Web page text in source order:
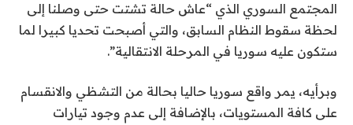
المجتمع السوري الذي “عاش حالة تشتت حتى وصلنا إلى
لحظة سقوط النظام السابق، والتي أصبحت تحديا كبيرا لما
ستكون عليه سوريا في المرحلة الانتقالية”.
وبرأيه، يمر واقع سوريا حاليا بحالة من التشظي والانقسام
على كافة المستويات، بالإضافة إلى عدم وجود تيارات